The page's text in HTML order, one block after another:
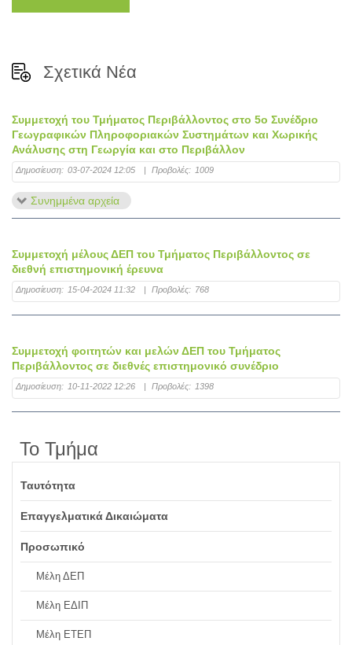
Σχετικά Νέα
Συμμετοχή του Τμήματος Περιβάλλοντος στο 5ο Συνέδριο
Γεωγραφικών Πληροφοριακών Συστημάτων και Χωρικής
Ανάλυσης στη Γεωργία και στο Περιβάλλον
Δημοσίευση: 03-07-2024 12:05 | Προβολές: 1009
Συνημμένα αρχεία
Συμμετοχή μέλους ΔΕΠ του Τμήματος Περιβάλλοντος σε
διεθνή επιστημονική έρευνα
Δημοσίευση: 15-04-2024 11:32 | Προβολές: 768
Συμμετοχή φοιτητών και μελών ΔΕΠ του Τμήματος
Περιβάλλοντος σε διεθνές επιστημονικό συνέδριο
Δημοσίευση: 10-11-2022 12:26 | Προβολές: 1398
Το Τμήμα
Ταυτότητα
Επαγγελματικά Δικαιώματα
Προσωπικό
Μέλη ΔΕΠ
Μέλη ΕΔΙΠ
Μέλη ΕΤΕΠ